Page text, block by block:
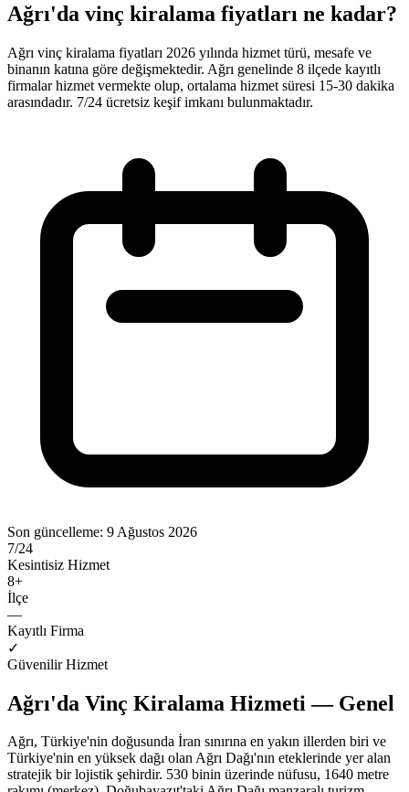
Ağrı'da vinç kiralama fiyatları ne kadar?
Ağrı vinç kiralama fiyatları 2026 yılında hizmet türü, mesafe ve
binanın katına göre değişmektedir. Ağrı genelinde 8 ilçede kayıtlı
firmalar hizmet vermekte olup, ortalama hizmet süresi 15-30 dakika
arasındadır. 7/24 ücretsiz keşif imkanı bulunmaktadır.
Son güncelleme: 9 Ağustos 2026
7/24
Kesintisiz Hizmet
8+
İlçe
—
Kayıtlı Firma
✓
Güvenilir Hizmet
Ağrı'da Vinç Kiralama Hizmeti — Genel
Ağrı, Türkiye'nin doğusunda İran sınırına en yakın illerden biri ve
Türkiye'nin en yüksek dağı olan Ağrı Dağı'nın eteklerinde yer alan
stratejik bir lojistik şehirdir. 530 binin üzerinde nüfusu, 1640 metre